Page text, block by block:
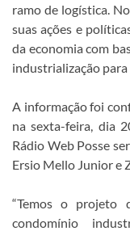
ramo de logística.
suas ações e
da economia com
industrialização para
A informação foi
na sexta-feira, dia
Rádio Web Posse
Ersio Mello Junior e
“Temos o projeto
condomínio